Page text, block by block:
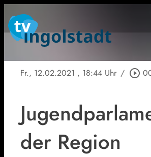
Fr., 12.02.2021 , 18:44 Uhr / play_circle_outline
der Region